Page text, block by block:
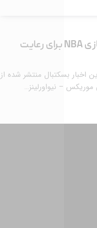
اخبار بسکتبال | لغو دو بازی NBA برای رعایت
اخبار بسکتبال منتشر شده از